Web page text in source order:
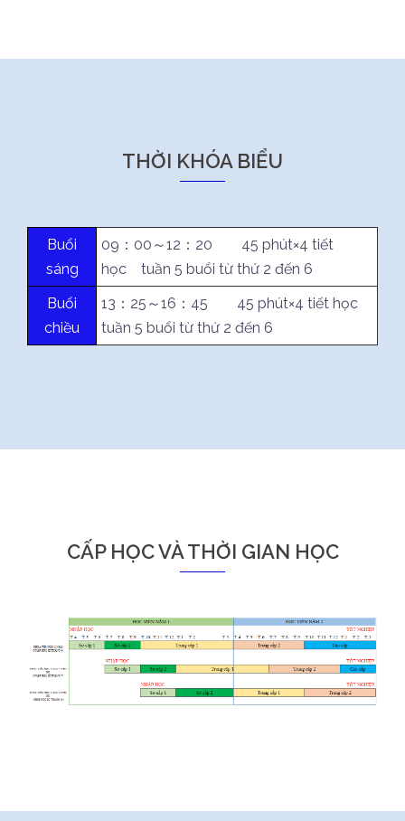
THỜI KHÓA BIỂU
Buổi
sáng
09：00～12：20 45 phút×4 tiết
học tuần 5 buổi từ thứ 2 đến 6
Buổi
chiều
13：25～16：45 45 phút×4 tiết học
tuần 5 buổi từ thứ 2 đến 6
CẤP HỌC VÀ THỜI GIAN HỌC